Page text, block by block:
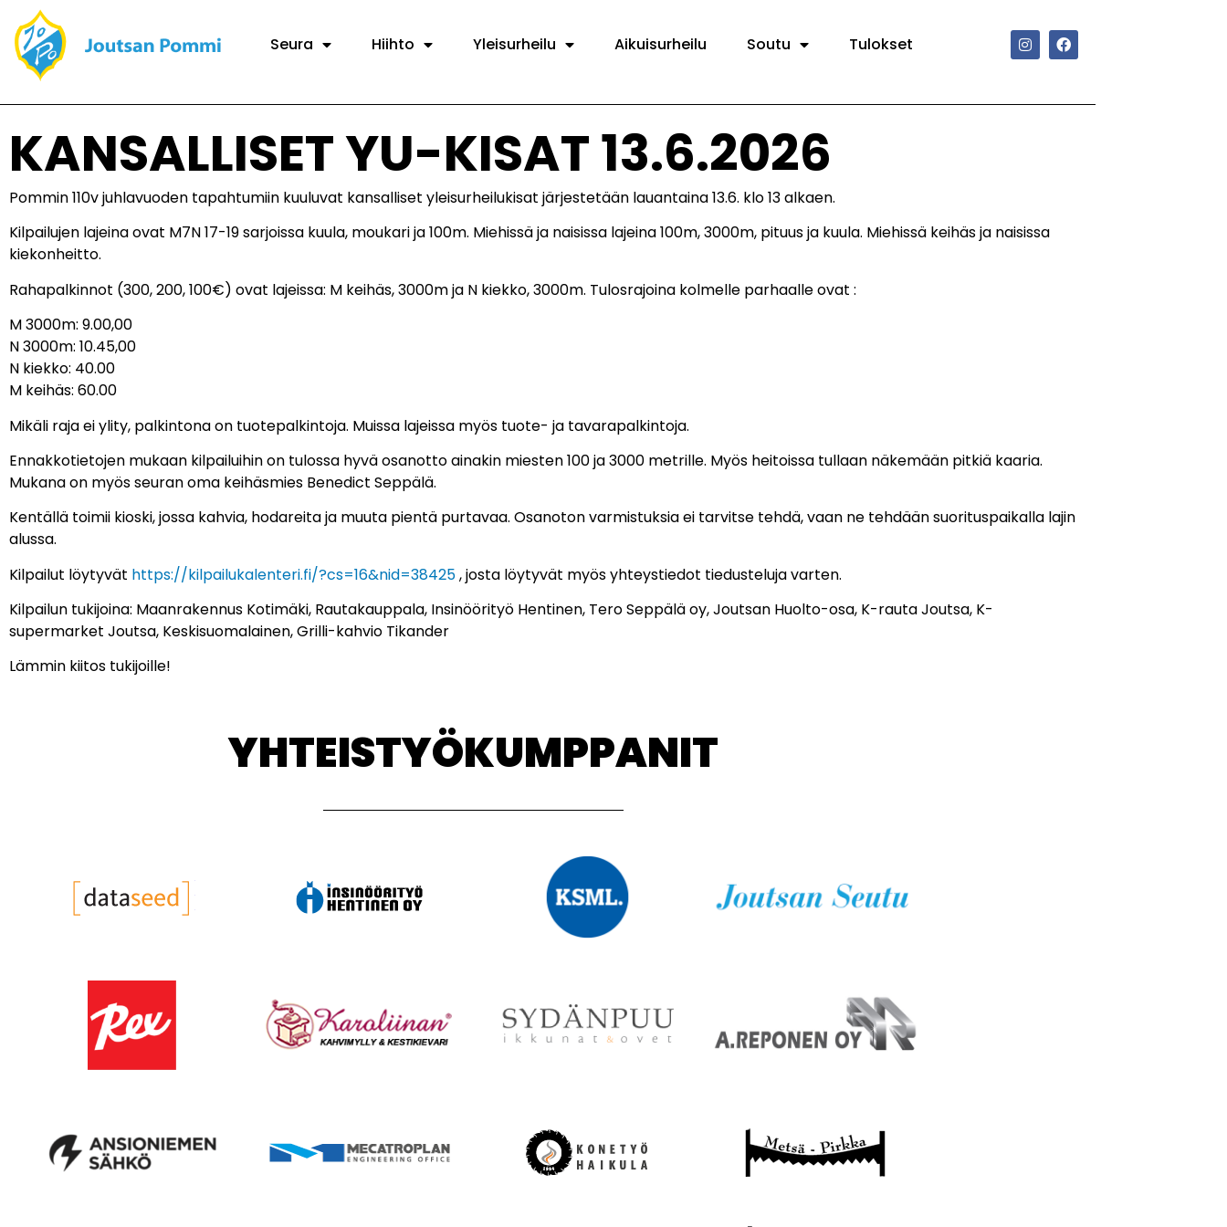
Seura Hiihto Yleisurheilu Aikuisurheilu Soutu Tulokset
KANSALLISET YU-KISAT 13.6.2026
Pommin 110v juhlavuoden tapahtumiin kuuluvat kansalliset yleisurheilukisat järjestetään lauantaina 13.6. klo 13 alkaen.
Kilpailujen lajeina ovat M7N 17-19 sarjoissa kuula, moukari ja 100m. Miehissä ja naisissa lajeina 100m, 3000m, pituus ja kuula. Miehissä keihäs ja naisissa
kiekonheitto.
Rahapalkinnot (300, 200, 100€) ovat lajeissa: M keihäs, 3000m ja N kiekko, 3000m. Tulosrajoina kolmelle parhaalle ovat :
M 3000m: 9.00,00
N 3000m: 10.45,00
N kiekko: 40.00
M keihäs: 60.00
Mikäli raja ei ylity, palkintona on tuotepalkintoja. Muissa lajeissa myös tuote- ja tavarapalkintoja.
Ennakkotietojen mukaan kilpailuihin on tulossa hyvä osanotto ainakin miesten 100 ja 3000 metrille. Myös heitoissa tullaan näkemään pitkiä kaaria.
Mukana on myös seuran oma keihäsmies Benedict Seppälä.
Kentällä toimii kioski, jossa kahvia, hodareita ja muuta pientä purtavaa. Osanoton varmistuksia ei tarvitse tehdä, vaan ne tehdään suorituspaikalla lajin
alussa.
Kilpailut löytyvät https://kilpailukalenteri.fi/?cs=16&nid=38425, josta löytyvät myös yhteystiedot tiedusteluja varten.
Kilpailun tukijoina: Maanrakennus Kotimäki, Rautakauppala, Insinöörityö Hentinen, Tero Seppälä oy, Joutsan Huolto-osa, K-rauta Joutsa, K-
supermarket Joutsa, Keskisuomalainen, Grilli-kahvio Tikander
Lämmin kiitos tukijoille!
YHTEISTYÖKUMPPANIT